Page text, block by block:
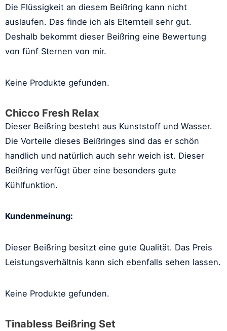
Die Flüssigkeit an diesem Beißring kann nicht
auslaufen. Das finde ich als Elternteil sehr gut.
Deshalb bekommt dieser Beißring eine Bewertung
von fünf Sternen von mir.
Keine Produkte gefunden.
Chicco Fresh Relax
Dieser Beißring besteht aus Kunststoff und Wasser.
Die Vorteile dieses Beißringes sind das er schön
handlich und natürlich auch sehr weich ist. Dieser
Beißring verfügt über eine besonders gute
Kühlfunktion.
Kundenmeinung:
Dieser Beißring besitzt eine gute Qualität. Das Preis
Leistungsverhältnis kann sich ebenfalls sehen lassen.
Keine Produkte gefunden.
Tinabless Beißring Set